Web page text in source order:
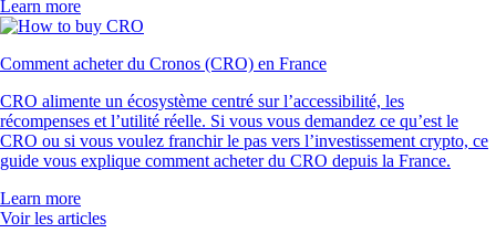
Learn more
Comment acheter du Cronos (CRO) en France
CRO alimente un écosystème centré sur l’accessibilité, les
récompenses et l’utilité réelle. Si vous vous demandez ce qu’est le
CRO ou si vous voulez franchir le pas vers l’investissement crypto, ce
guide vous explique comment acheter du CRO depuis la France.
Learn more
Voir les articles